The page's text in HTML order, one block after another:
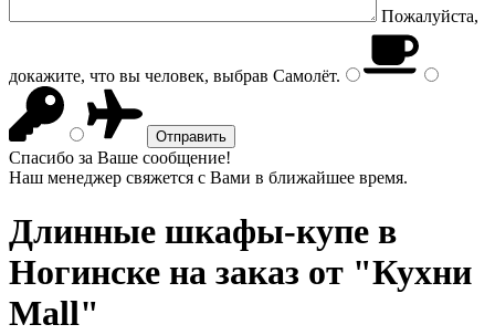
Пожалуйста,
докажите, что вы человек, выбрав Самолёт.
Спасибо за Ваше сообщение!
Наш менеджер свяжется с Вами в ближайшее время.
Длинные шкафы-купе в
Ногинске на заказ от "Кухни
Mall"